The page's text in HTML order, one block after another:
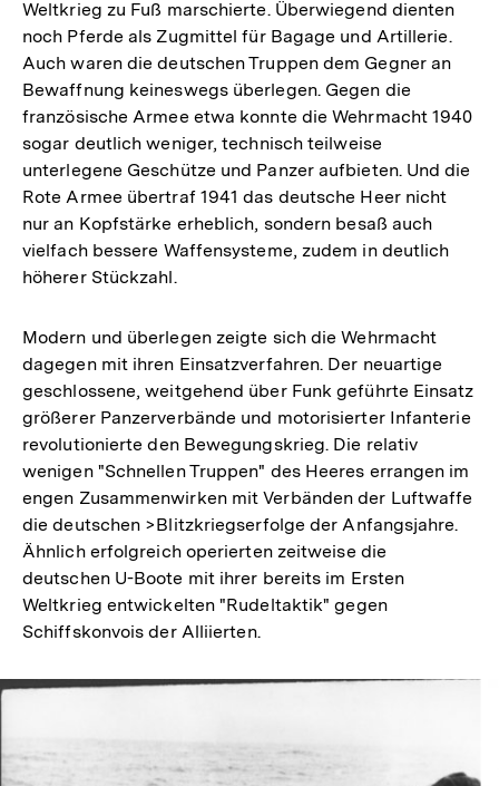
Weltkrieg zu Fuß marschierte. Überwiegend dienten
noch Pferde als Zugmittel für Bagage und Artillerie.
Auch waren die deutschen Truppen dem Gegner an
Bewaffnung keineswegs überlegen. Gegen die
französische Armee etwa konnte die Wehrmacht 1940
sogar deutlich weniger, technisch teilweise
unterlegene Geschütze und Panzer aufbieten. Und die
Rote Armee übertraf 1941 das deutsche Heer nicht
nur an Kopfstärke erheblich, sondern besaß auch
vielfach bessere Waffensysteme, zudem in deutlich
höherer Stückzahl.
Modern und überlegen zeigte sich die Wehrmacht
dagegen mit ihren Einsatzverfahren. Der neuartige
geschlossene, weitgehend über Funk geführte Einsatz
größerer Panzerverbände und motorisierter Infanterie
revolutionierte den Bewegungskrieg. Die relativ
wenigen "Schnellen Truppen" des Heeres errangen im
engen Zusammenwirken mit Verbänden der Luftwaffe
die deutschen >Blitzkriegserfolge der Anfangsjahre.
Ähnlich erfolgreich operierten zeitweise die
deutschen U-Boote mit ihrer bereits im Ersten
Weltkrieg entwickelten "Rudeltaktik" gegen
Schiffskonvois der Alliierten.